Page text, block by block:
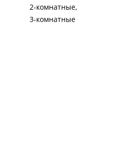
2-комнатные
3-комнатные